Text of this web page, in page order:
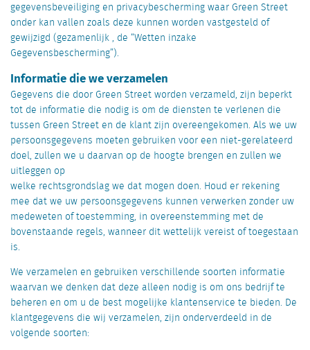
gegevensbeveiliging en privacybescherming waar Green Street
onder kan vallen zoals deze kunnen worden vastgesteld of
gewijzigd (gezamenlijk , de “Wetten inzake
Gegevensbescherming”).
Informatie die we verzamelen
Gegevens die door Green Street worden verzameld, zijn beperkt
tot de informatie die nodig is om de diensten te verlenen die
tussen Green Street en de klant zijn overeengekomen. Als we uw
persoonsgegevens moeten gebruiken voor een niet-gerelateerd
doel, zullen we u daarvan op de hoogte brengen en zullen we
uitleggen op
welke rechtsgrondslag we dat mogen doen. Houd er rekening
mee dat we uw persoonsgegevens kunnen verwerken zonder uw
medeweten of toestemming, in overeenstemming met de
bovenstaande regels, wanneer dit wettelijk vereist of toegestaan
is.
We verzamelen en gebruiken verschillende soorten informatie
waarvan we denken dat deze alleen nodig is om ons bedrijf te
beheren en om u de best mogelijke klantenservice te bieden. De
klantgegevens die wij verzamelen, zijn onderverdeeld in de
volgende soorten: